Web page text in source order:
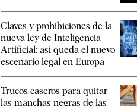
Claves y prohibiciones de la
nueva ley de Inteligencia
Artificial: así queda el nuevo
escenario legal en Europa
Trucos caseros para quitar
las manchas negras de las